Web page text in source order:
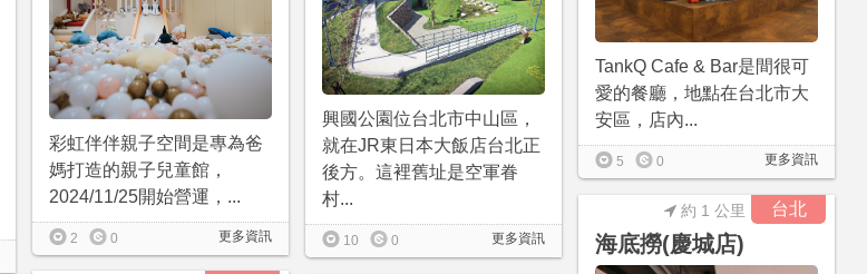
TankQ Cafe & Bar是間很可
愛的餐廳，地點在台北市大
安區，店內...
更多資訊
5 0
興國公園位台北市中山區，
就在JR東日本大飯店台北正
後方。這裡舊址是空軍眷
村...
更多資訊
10 0
彩虹伴伴親子空間是專為爸
媽打造的親子兒童館，
2024/11/25開始營運，...
更多資訊
2 0
台北
海底撈(慶城店)
約 1 公里